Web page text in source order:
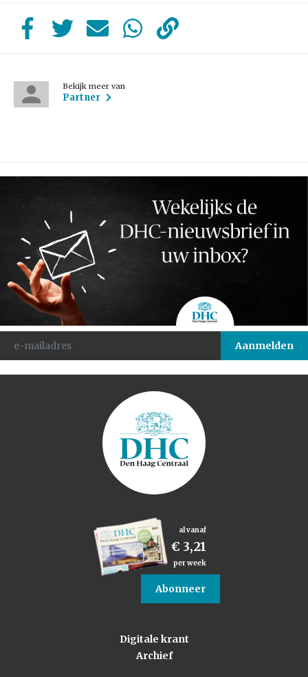
Bekijk meer van
Partner
al vanaf
€ 3,21
per week
Abonneer
Digitale krant
Archief